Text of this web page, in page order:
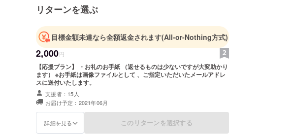
リターンを選ぶ
目標金額未達なら全額返金されます(All-or-Nothing方式)
2,000円
【応援プラン】 ・お礼のお手紙 （返せるものは少ないですが大変助かり
ます） ※お手紙は画像ファイルとして 、ご指定いただいたメールアドレ
スに送付いたします。
支援者：15人
お届け予定：2021年06月
詳細を見る このリターンを選択する